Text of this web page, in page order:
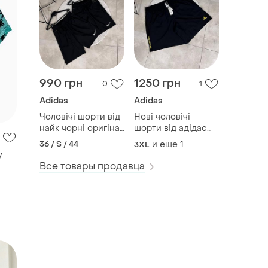
990 грн 0
Adidas
Чоловічі шорти від
найк чорні оригінал
розмір s
36 / S / 44
1250 грн 1
Adidas
Нові чоловічі
шорти від адідас
розмір 4xl чорні
3XL и еще 1
Все товары продавца